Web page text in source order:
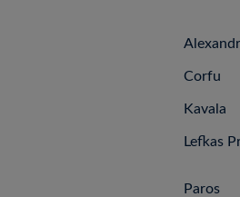
Corfu
Kavala
Lefkas
Paros